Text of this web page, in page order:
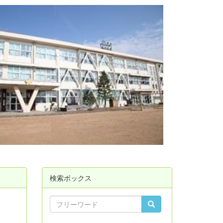
検索ボックス